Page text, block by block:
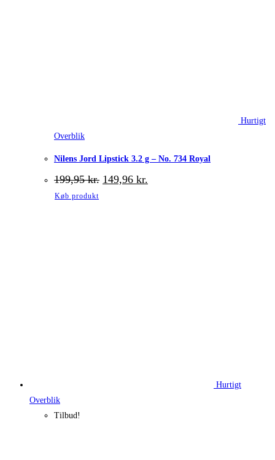
Hurtigt
Overblik
Nilens Jord Lipstick 3.2 g – No. 734 Royal
199,95kr. Den
oprindelige
149,96 kr.
aktuelle
Køb produkt
Hurtigt
Overblik
Tilbud!